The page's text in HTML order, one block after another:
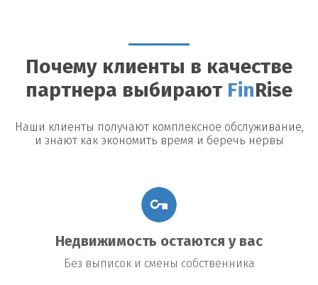
Возможные риски
Утрата недвижимости: В случае невыполнения условий
договора заемщик рискует потерять заложенное имущество.
Повышение процентной ставки:В некоторых договорах
предусмотрено повышение процентной ставки в случае
изменения общих экономических условий.
Почему клиенты в качестве
партнера выбирают Fin Rise
Наши клиенты получают комплексное обслуживание,
и знают как экономить время и беречь нервы
Недвижимость остаются у вас
Без выписок и смены собственника